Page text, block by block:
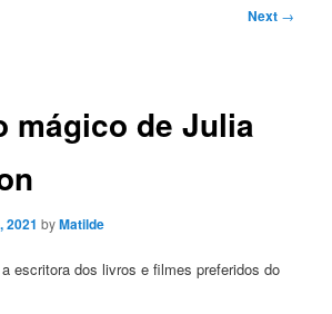
Next →
mágico de Julia
2021 byMatilde
escritora dos livros e filmes preferidos do